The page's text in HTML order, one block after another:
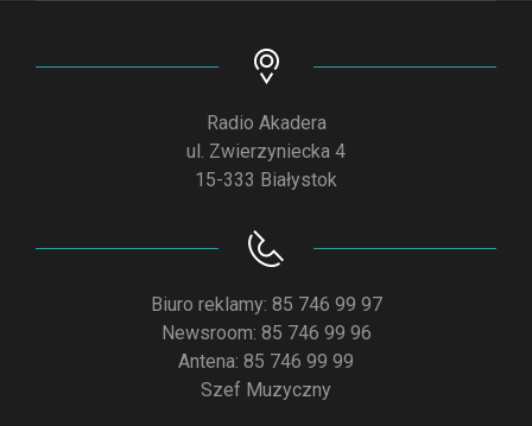
Radio Akadera
ul. Zwierzyniecka 4
15-333 Białystok
Biuro reklamy: 85 746 99 97
Newsroom: 85 746 99 96
Antena: 85 746 99 99
Szef Muzyczny